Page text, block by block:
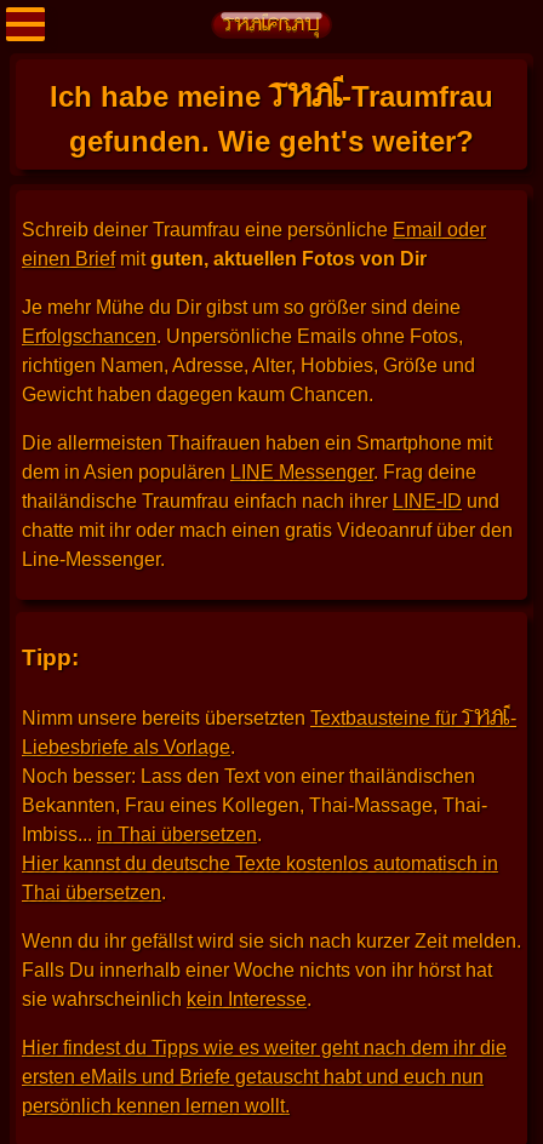
Ich habe meineTHAI-Traumfrau
gefunden. Wie geht's weiter?
Schreib deiner Traumfrau eine persönliche Email oder
einen Briefmitguten, aktuellen Fotos von Dir
Je mehr Mühe du Dir gibst um so größer sind deine
Erfolgschancen. Unpersönliche Emails ohne Fotos,
richtigen Namen, Adresse, Alter, Hobbies, Größe und
Gewicht haben dagegen kaum Chancen.
Die allermeisten Thaifrauen haben ein Smartphone mit
dem in Asien populären LINE Messenger. Frag deine
thailändische Traumfrau einfach nach ihrer LINE-ID und
chatte mit ihr oder mach einen gratis Videoanruf über den
Line-Messenger.
Tipp:
Nimm unsere bereits übersetzten Textbausteine für THAI-
Liebesbriefe als Vorlage.
Noch besser: Lass den Text von einer thailändischen
Bekannten, Frau eines Kollegen, Thai-Massage, Thai-
Imbiss... in Thai übersetzen.
Hier kannst du deutsche Texte kostenlos automatisch in
Thai übersetzen.
Wenn du ihr gefällst wird sie sich nach kurzer Zeit melden.
Falls Du innerhalb einer Woche nichts von ihr hörst hat
sie wahrscheinlich kein Interesse.
Hier findest du Tipps wie es weiter geht nach dem ihr die
ersten eMails und Briefe getauscht habt und euch nun
persönlich kennen lernen wollt.